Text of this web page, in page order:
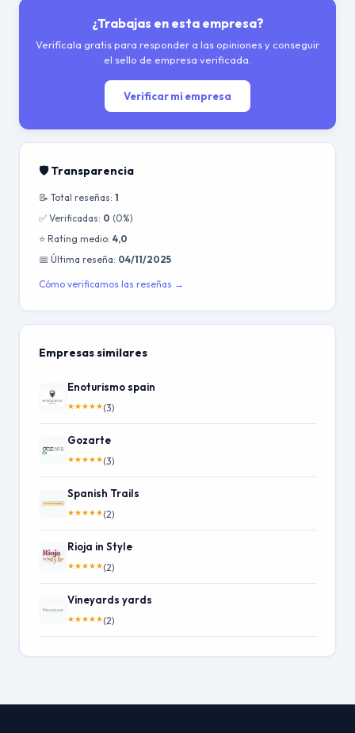
¿Trabajas en esta empresa?
Verifícala gratis para responder a las opiniones y conseguir
el sello de empresa verificada.
Verificar mi empresa
🛡️ Transparencia
📝 Total reseñas: 1
✅ Verificadas: 0 (0%)
⭐ Rating medio: 4,0
📅 Última reseña: 04/11/2025
Cómo verificamos las reseñas →
Empresas similares
Enoturismo spain
★★★★★(3)
Gozarte
★★★★★(3)
Spanish Trails
★★★★★(2)
Rioja in Style
★★★★★(2)
Vineyards yards
★★★★★(2)